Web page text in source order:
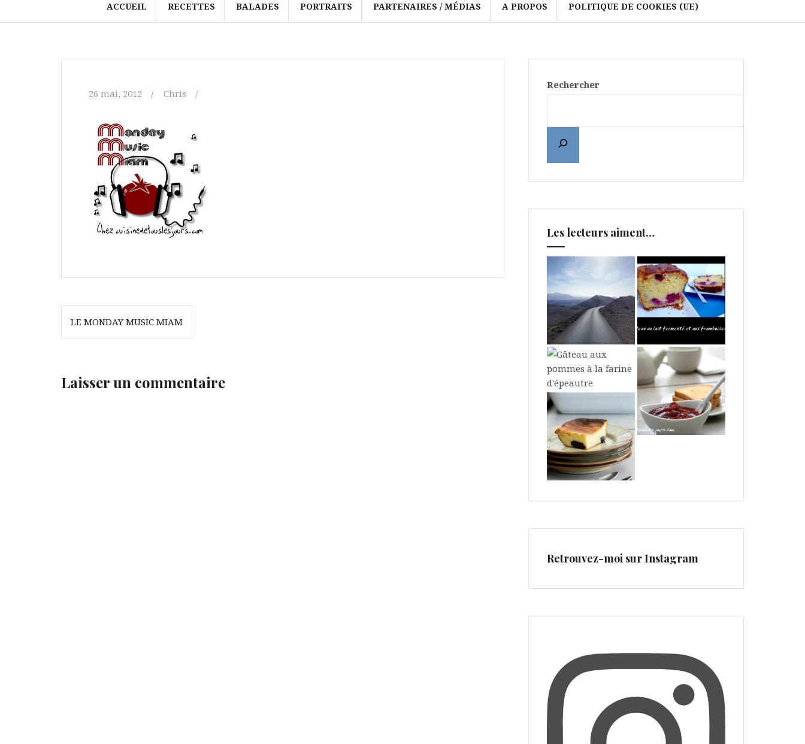
ACCUEIL RECETTES BALADES PORTRAITS PARTENAIRES / MÉDIAS A PROPOS POLITIQUE DE COOKIES (UE)
26 mai, 2012 Chris
Navigation
deLE MONDAY MUSIC MIAM
Laisser un commentaire
Rechercher
Les lecteurs aiment…
Retrouvez-moi sur Instagram